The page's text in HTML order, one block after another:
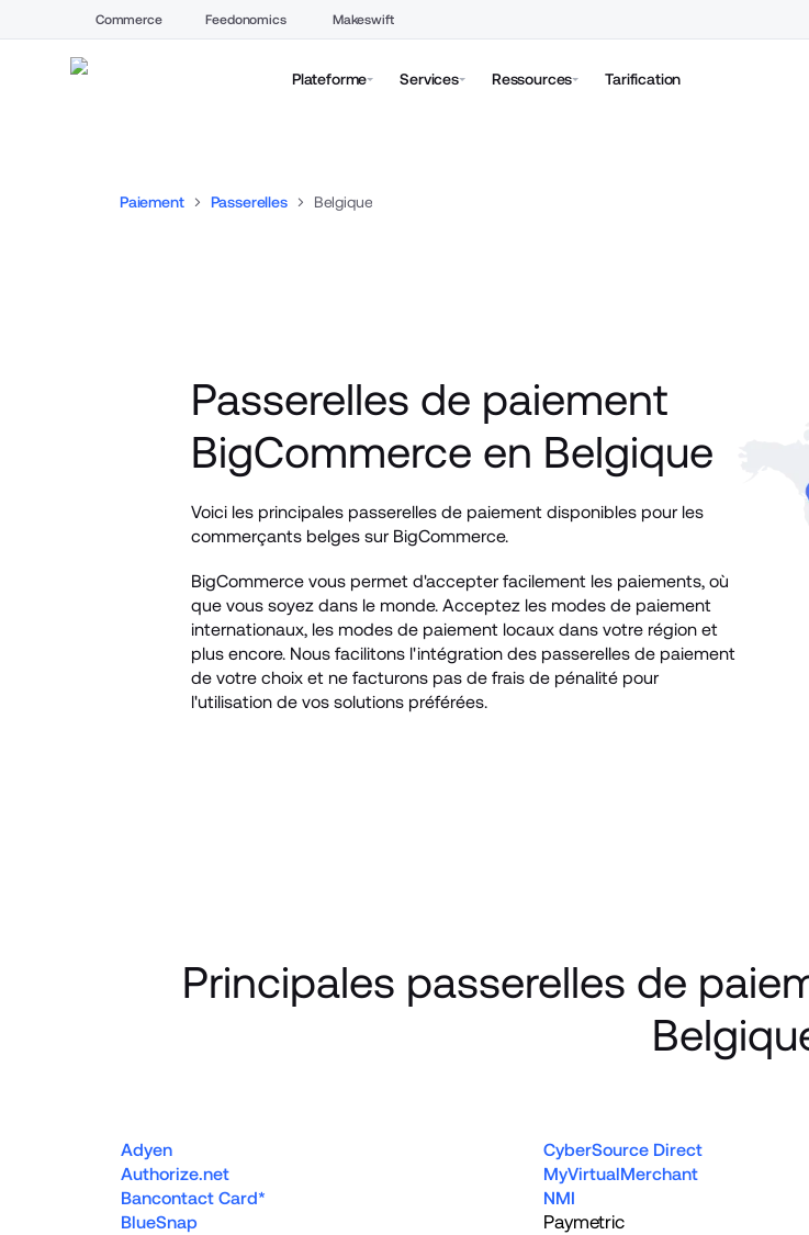
Commerce Feedonomics Makeswift
Plateforme Services Ressources Tarification
Paiement Passerelles Belgique
Passerelles de paiement
BigCommerce en Belgique
Voici les principales passerelles de paiement disponibles pour les
commerçants belges sur BigCommerce.
BigCommerce vous permet d'accepter facilement les paiements, où
que vous soyez dans le monde. Acceptez les modes de paiement
internationaux, les modes de paiement locaux dans votre région et
plus encore. Nous facilitons l'intégration des passerelles de paiement
de votre choix et ne facturons pas de frais de pénalité pour
l'utilisation de vos solutions préférées.
Principales passerelles de
Adyen
Authorize.net
Bancontact Card*
BlueSnap
CyberSource Direct
MyVirtualMerchant
NMI
Paymetric